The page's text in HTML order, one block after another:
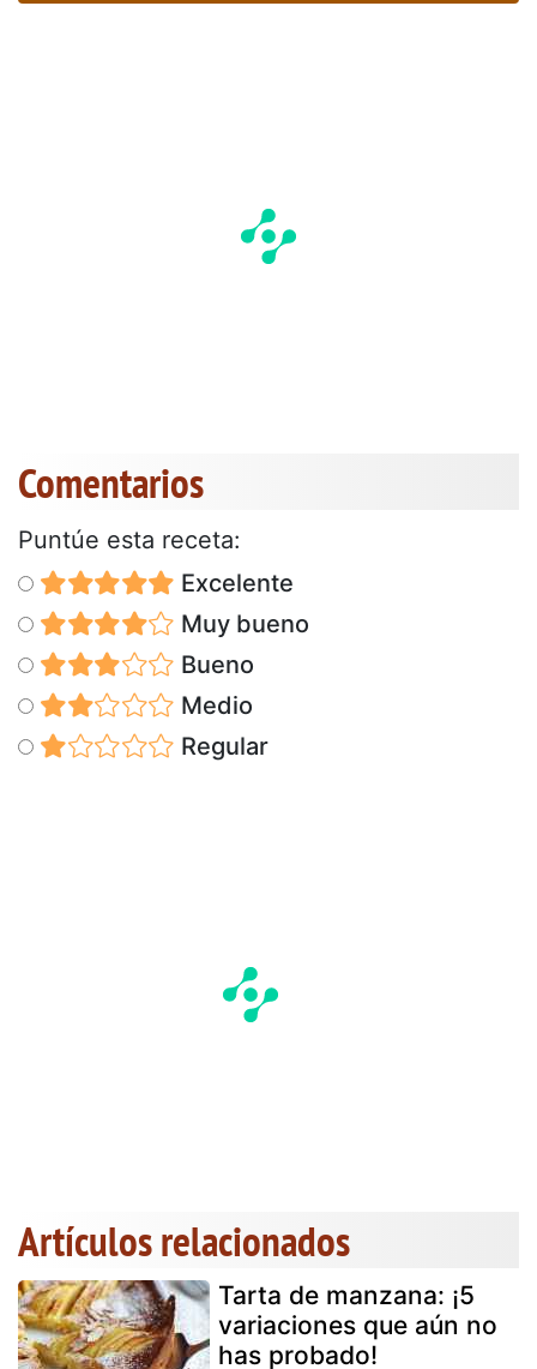
Comentarios
Puntúe esta receta:
Excelente
Muy bueno
Bueno
Medio
Regular
Artículos relacionados
Tarta de manzana: ¡5
variaciones que aún no
has probado!